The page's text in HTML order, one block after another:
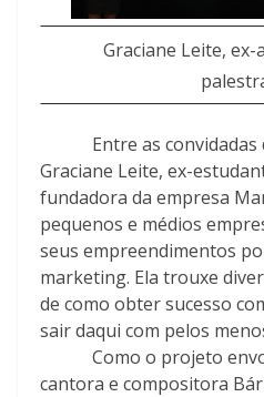
Graciane Leite,
Entre as
Graciane Leite, ex-
fundadora da empresa
pequenos e médios
seus empreendimentos
marketing. Ela trouxe
de como obter sucesso
sair daqui com pelos
Como o projeto
cantora e compositora